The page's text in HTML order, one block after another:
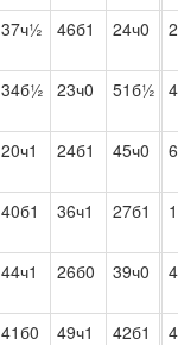
37ч½ 46б1 24ч0
34б½ 23ч0 51б½
20ч1 24б1 45ч0
40б1 36ч1 27б1
44ч1 26б0 39ч0
41б0 49ч1 42б1